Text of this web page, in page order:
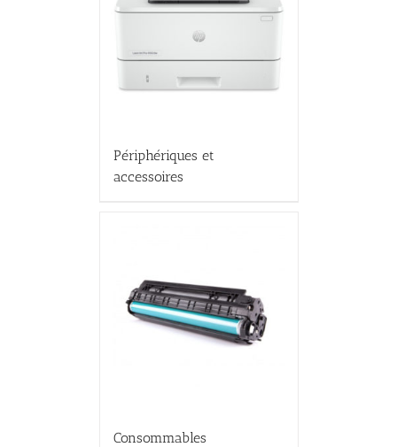
Périphériques et
accessoires
Consommables